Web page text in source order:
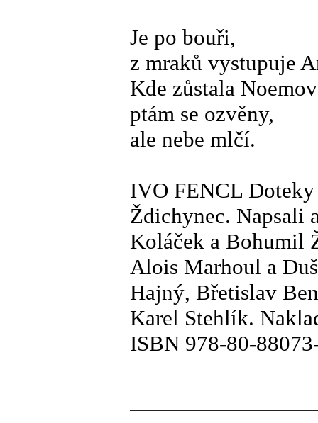
Je po bouři,
z mraků vystupuje
Kde zůstala
ptám se ozvěny,
ale nebe mlčí.
IVO FENCL
Ždichynec. Napsali
Koláček a Bohumil
Alois Marhoul a
Hajný, Břetislav
Karel Stehlík.
ISBN 978-80-